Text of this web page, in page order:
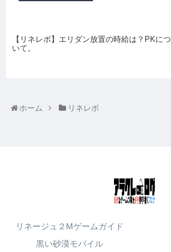
【リネレボ】エリダン放置の時給は？PKにつ
いて。
ホーム リネレボ
リネージュ２Mゲームガイド
黒い砂漠モバイル